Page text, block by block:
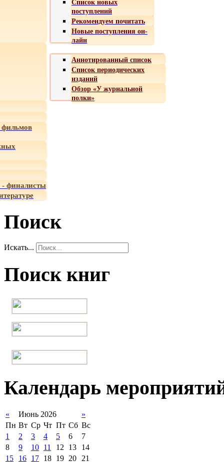
Список новых
поступлений
Рекомендуем почитать
Новые поступления он-
лайн
Аннотированный список
Список периодических
изданий
Обзор «У журнальной
полки»
- финалисты
Поиск
Искать...
Поиск книг
Календарь
« Июнь 2026
»
Пн Вт Ср Чт Пт Сб Вс
1
2 3 4 5 6
7
8
9 10 11 12 13
14
15
16 17 18 19 20 21